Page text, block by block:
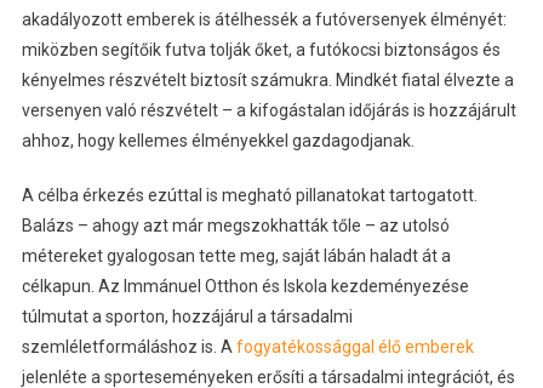
akadályozott emberek is átélhessék a futóversenyek élményét:
miközben segítőik futva tolják őket, a futókocsi biztonságos és
kényelmes részvételt biztosít számukra. Mindkét fiatal élvezte a
versenyen való részvételt – a kifogástalan időjárás is hozzájárult
ahhoz, hogy kellemes élményekkel gazdagodjanak.
A célba érkezés ezúttal is megható pillanatokat tartogatott.
Balázs – ahogy azt már megszokhatták tőle – az utolsó
métereket gyalogosan tette meg, saját lábán haladt át a
célkapun. Az Immánuel Otthon és Iskola kezdeményezése
túlmutat a sporton, hozzájárul a társadalmi
szemléletformáláshoz is. A fogyatékossággal élő emberek
jelenléte a sporteseményeken erősíti a társadalmi integrációt, és